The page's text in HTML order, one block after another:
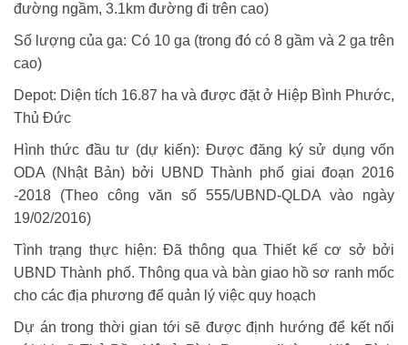
đường ngầm, 3.1km đường đi trên cao)
Số lượng của ga: Có 10 ga (trong đó có 8 gầm và 2 ga trên
cao)
Depot: Diện tích 16.87 ha và được đặt ở Hiệp Bình Phước,
Thủ Đức
Hình thức đầu tư (dự kiến): Được đăng ký sử dụng vốn
ODA (Nhật Bản) bởi UBND Thành phố giai đoạn 2016
-2018 (Theo công văn số 555/UBND-QLDA vào ngày
19/02/2016)
Tình trạng thực hiện: Đã thông qua Thiết kế cơ sở bởi
UBND Thành phố. Thông qua và bàn giao hồ sơ ranh mốc
cho các địa phương để quản lý việc quy hoạch
Dự án trong thời gian tới sẽ được định hướng để kết nối